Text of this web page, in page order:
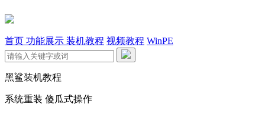
首页 功能展示 装机教程 视频教程 WinPE
黑鲨装机教程
系统重装 傻瓜式操作